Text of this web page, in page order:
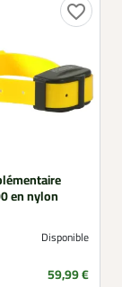
favorite_border
en nylon
Disponible
Prix
59,99 €